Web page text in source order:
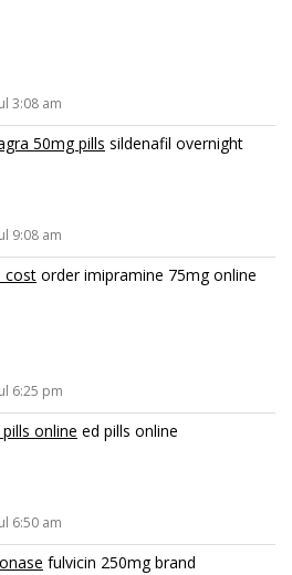
3:08 am
50mg pills sildenafil overnight
9:08 am
cost order imipramine 75mg online
6:25 pm
online ed pills online
6:50 am
fulvicin 250mg brand